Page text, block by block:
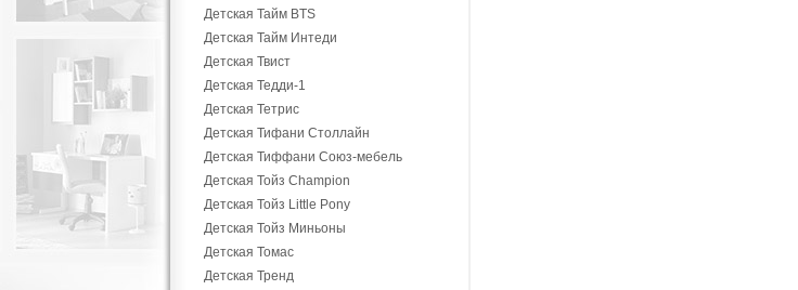
Детская Тайм BTS
Детская Тайм Интеди
Детская Твист
Детская Тедди-1
Детская Тетрис
Детская Тифани Столлайн
Детская Тиффани Союз-мебель
Детская Тойз Champion
Детская Тойз Little Pony
Детская Тойз Миньоны
Детская Томас
Детская Тренд